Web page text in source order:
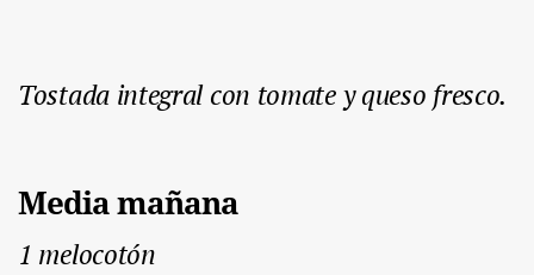
Tostada integral con tomate y queso fresco.
Media mañana
1 melocotón